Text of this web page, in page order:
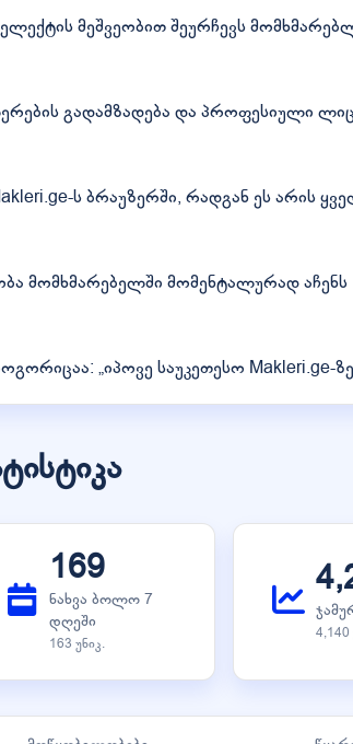
მეშვეობით შეურჩევს
გადამზადება და პროფესიული
ს ბრაუზერში, რადგან ეს არის
მომხმარებელში მომენტალურად აჩენს
„იპოვე საუკეთესო Makleri.ge-
169
ნახვა ბოლო 7
დღეში
163 უნიკ.
4,140